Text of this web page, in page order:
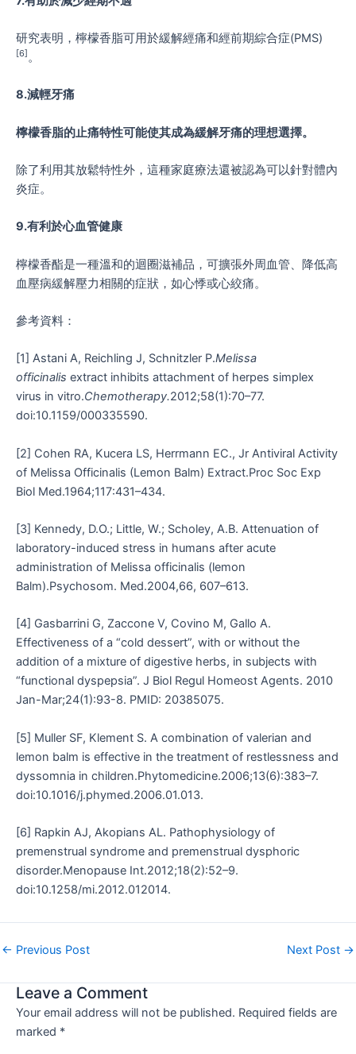
研究表明，檸檬香脂可用於緩解經痛和經前期綜合症(PMS)
[6] 。
8.減輕牙痛
檸檬香脂的止痛特性可能使其成為緩解牙痛的理想選擇。
除了利用其放鬆特性外，這種家庭療法還被認為可以針對體內
炎症。
9.有利於心血管健康
檸檬香酯是一種溫和的迴圈滋補品，可擴張外周血管、降低高
血壓病緩解壓力相關的症狀，如心悸或心絞痛。
參考資料：
[1] Astani A, Reichling J, Schnitzler P.Melissa
officinalis extract inhibits attachment of herpes simplex
virus in vitro.Chemotherapy.2012;58(1):70–77.
doi:10.1159/000335590.
[2] Cohen RA, Kucera LS, Herrmann EC., Jr Antiviral Activity
of Melissa Officinalis (Lemon Balm) Extract.Proc Soc Exp
Biol Med.1964;117:431–434.
[3] Kennedy, D.O.; Little, W.; Scholey, A.B. Attenuation of
laboratory-induced stress in humans after acute
administration of Melissa officinalis (lemon
Balm).Psychosom. Med.2004,66, 607–613.
[4] Gasbarrini G, Zaccone V, Covino M, Gallo A.
Effectiveness of a “cold dessert”, with or without the
addition of a mixture of digestive herbs, in subjects with
“functional dyspepsia”. J Biol Regul Homeost Agents. 2010
Jan-Mar;24(1):93-8. PMID: 20385075.
[5] Muller SF, Klement S. A combination of valerian and
lemon balm is effective in the treatment of restlessness and
dyssomnia in children.Phytomedicine.2006;13(6):383–7.
doi:10.1016/j.phymed.2006.01.013.
[6] Rapkin AJ, Akopians AL. Pathophysiology of
premenstrual syndrome and premenstrual dysphoric
disorder.Menopause Int.2012;18(2):52–9.
doi:10.1258/mi.2012.012014.
← Previous Post Next Post →
Leave a Comment
Your email address will not be published. Required fields are
marked *